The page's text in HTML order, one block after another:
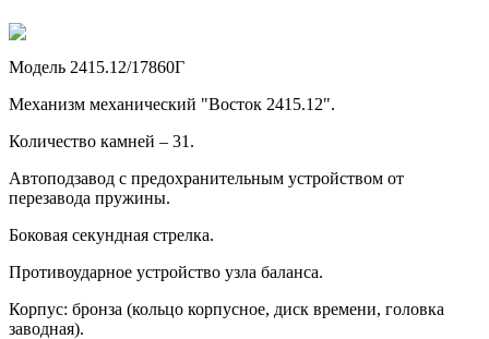
Модель 2415.12/17860Г
Механизм механический "Восток 2415.12".
Количество камней – 31.
Автоподзавод с предохранительным устройством от
перезавода пружины.
Боковая секундная стрелка.
Противоударное устройство узла баланса.
Корпус: бронза (кольцо корпусное, диск времени, головка
заводная).